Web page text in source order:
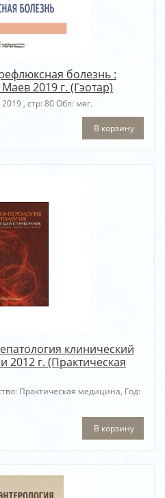
болезнь :
2019 г. (Гэотар)
, стр: 80 Обл: мяг.
В корзину
клинический
2012 г. (Практическая
Практическая медицина, Год:
В корзину